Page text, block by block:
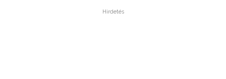
Hirdetés